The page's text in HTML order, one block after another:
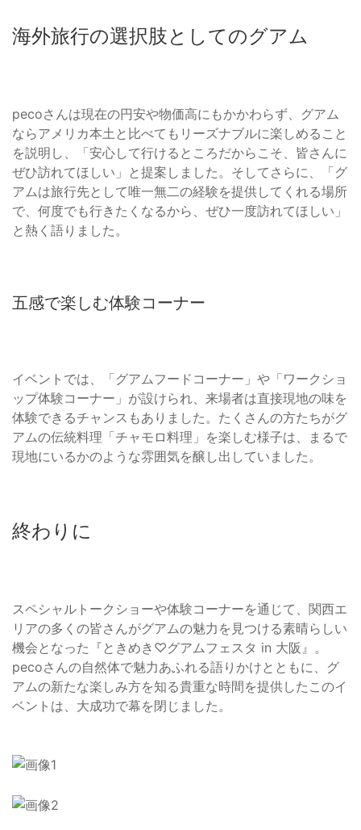
海外旅行の選択肢としてのグアム
pecoさんは現在の円安や物価高にもかかわらず、グアム
ならアメリカ本土と比べてもリーズナブルに楽しめること
を説明し、「安心して行けるところだからこそ、皆さんに
ぜひ訪れてほしい」と提案しました。そしてさらに、「グ
アムは旅行先として唯一無二の経験を提供してくれる場所
で、何度でも行きたくなるから、ぜひ一度訪れてほしい」
と熱く語りました。
五感で楽しむ体験コーナー
イベントでは、「グアムフードコーナー」や「ワークショ
ップ体験コーナー」が設けられ、来場者は直接現地の味を
体験できるチャンスもありました。たくさんの方たちがグ
アムの伝統料理「チャモロ料理」を楽しむ様子は、まるで
現地にいるかのような雰囲気を醸し出していました。
終わりに
スペシャルトークショーや体験コーナーを通じて、関西エ
リアの多くの皆さんがグアムの魅力を見つける素晴らしい
機会となった『ときめき♡グアムフェスタ in 大阪』。
pecoさんの自然体で魅力あふれる語りかけとともに、グ
アムの新たな楽しみ方を知る貴重な時間を提供したこのイ
ベントは、大成功で幕を閉じました。